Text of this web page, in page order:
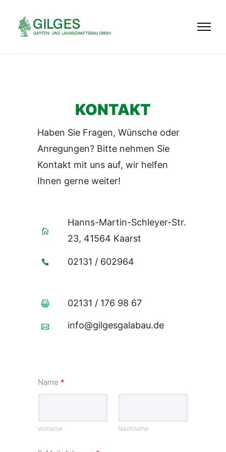
KONTAKT
Haben Sie Fragen, Wünsche oder
Anregungen? Bitte nehmen Sie
Kontakt mit uns auf, wir helfen
Ihnen gerne weiter!
Hanns-Martin-Schleyer-Str.
23, 41564 Kaarst
02131 / 602964
02131 / 176 98 67
info@gilgesgalabau.de
N
Name *
Vorname Nachname